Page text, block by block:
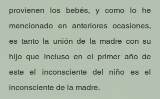
provienen los bebés, y como lo he
mencionado en anteriores ocasiones,
es tanto la unión de la madre con su
hijo que incluso en el primer año de
este el inconsciente del niño es el
inconsciente de la madre.